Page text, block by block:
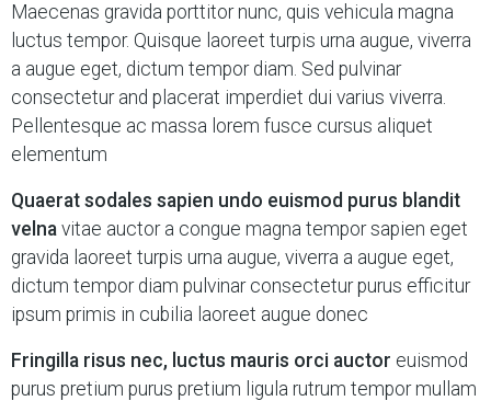
Maecenas gravida porttitor nunc, quis vehicula magna
luctus tempor. Quisque laoreet turpis urna augue, viverra
a augue eget, dictum tempor diam. Sed pulvinar
consectetur and placerat imperdiet dui varius viverra.
Pellentesque ac massa lorem fusce cursus aliquet
elementum
Quaerat sodales sapien undo euismod purus blandit
velna vitae auctor a congue magna tempor sapien eget
gravida laoreet turpis urna augue, viverra a augue eget,
dictum tempor diam pulvinar consectetur purus efficitur
ipsum primis in cubilia laoreet augue donec
Fringilla risus nec, luctus mauris orci auctor euismod
purus pretium purus pretium ligula rutrum tempor mullam